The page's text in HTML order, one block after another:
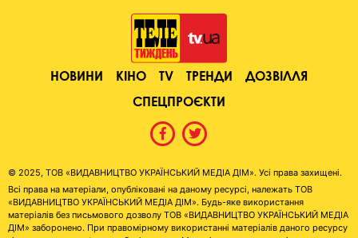
НОВИНИ КІНО TV ТРЕНДИ
ДОЗВІЛЛЯ
СПЕЦПРОЄКТИ
© 2025, ТОВ «ВИДАВНИЦТВО УКРАЇНСЬКИЙ МЕДІА ДІМ». Усі права захищені.
Всі права на матеріали, опубліковані на даному ресурсі, належать ТОВ
«ВИДАВНИЦТВО УКРАЇНСЬКИЙ МЕДІА ДІМ». Будь-яке використання
матеріалів без письмового дозволу ТОВ «ВИДАВНИЦТВО УКРАЇНСЬКИЙ МЕДІА
ДІМ» заборонено. При правомірному використанні матеріалів даного ресурсу